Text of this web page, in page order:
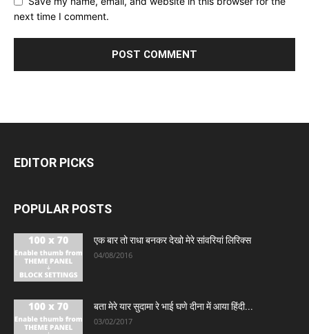
next time I comment.
EDITOR PICKS
POPULAR POSTS
एक बार तो राधा बनकर देखो मेरे सांवरियां लिरिक्स
04/08/2016
बता मेरे यार सुदामा रे भाई घणे दीना में आया हिंदी...
03/02/2017